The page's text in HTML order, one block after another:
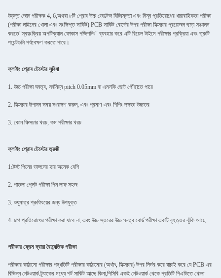
উড়ন্ত জোন পরীক্ষক 4, 6,অথবা ৮টি প্রোব উচ্চ ভোল্টেজ বিচ্ছিন্নতা এবং নিম্ন প্রতিরোধের ধারাবাহিকতা পরীক্ষা
(পরীক্ষা লাইনের খোলা এবং সংক্ষিপ্ত সার্কিট) PCB সার্কিট বোর্ডের উপর পরীক্ষা ফিক্সচার প্রয়োজন ছাড়া সঞ্চালন
করতে"স্বয়ংক্রিয় অপটিক্যাল ফোকাস পজিশনিং" ব্যবহার করে এটি রিয়েল টাইমে পরীক্ষার প্রক্রিয়া এবং ত্রুটি
পয়েন্টগুলি পর্যবেক্ষণ করতে পারে।
ফ্লাইং প্রোব টেস্টের সুবিধা
1. উচ্চ পরীক্ষা ঘনত্ব, সর্বনিম্ন pitch 0.05mm বা এমনকি ছোট পৌঁছাতে পারে
2. ফিক্সচার উত্পাদন সময় সংরক্ষণ করুন, এবং প্রমাণ এবং শিপিং দক্ষতা উচ্চতর
3. কোন ফিক্সচার খরচ, কম পরীক্ষার খরচ
ফ্লাইং প্রোব টেস্টের ত্রুটি
1টেস্ট পিনের ভাঙ্গনের হার অনেক বেশি
2. পাতলা প্লেট পরীক্ষা পিন লাফ সহজ
3. শুধুমাত্র প্রুফিংয়ের জন্য উপযুক্ত
4. চাপ প্রতিরোধের পরীক্ষা করা যাবে না, এবং উচ্চ স্তরের উচ্চ ঘনত্ব বোর্ড পরীক্ষা একটি বৃহত্তর ঝুঁকি আছে
পরীক্ষার ফ্রেম দ্বারা বৈদ্যুতিক পরীক্ষা
পরীক্ষার কাঠামো পরীক্ষার পদ্ধতিটি পরীক্ষার কাঠামোর (অর্থাৎ, ফিক্সচার) উপর নির্ভর করে যাচাই করে যে PCB এর
বিভিন্ন নেটওয়ার্ক ট্র্যাকের মধ্যে শর্ট সার্কিট আছে কিনা,পিসিবি একই নেটওয়ার্ক থেকে প্রতিটি পিএডিতে খোলা